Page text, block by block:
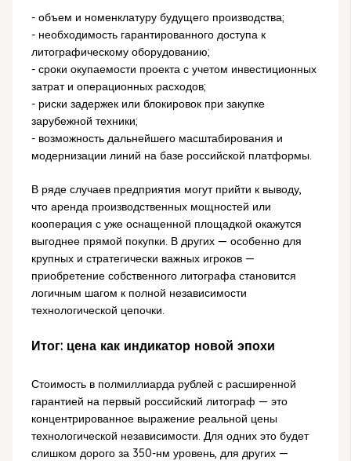
- объем и номенклатуру будущего производства;
- необходимость гарантированного доступа к
литографическому оборудованию;
- сроки окупаемости проекта с учетом инвестиционных
затрат и операционных расходов;
- риски задержек или блокировок при закупке
зарубежной техники;
- возможность дальнейшего масштабирования и
модернизации линий на базе российской платформы.
В ряде случаев предприятия могут прийти к выводу,
что аренда производственных мощностей или
кооперация с уже оснащенной площадкой окажутся
выгоднее прямой покупки. В других — особенно для
крупных и стратегически важных игроков —
приобретение собственного литографа становится
логичным шагом к полной независимости
технологической цепочки.
Итог: цена как индикатор новой эпохи
Стоимость в полмиллиарда рублей с расширенной
гарантией на первый российский литограф — это
концентрированное выражение реальной цены
технологической независимости. Для одних это будет
слишком дорого за 350-нм уровень, для других —